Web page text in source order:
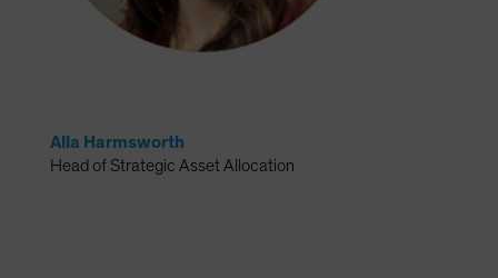
Alla Harmsworth
Head of Strategic Asset Allocation